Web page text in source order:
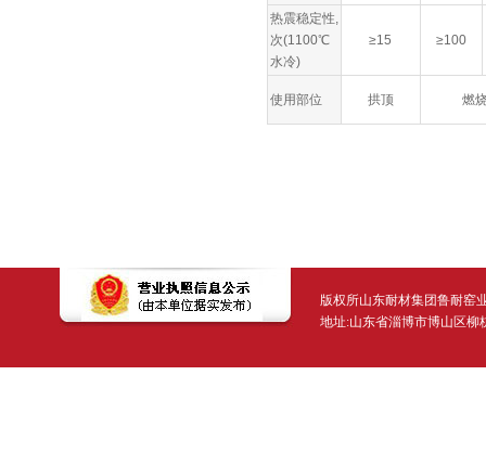
热震稳定性,
次(1100℃
水冷)
≥15 ≥100
使用部位 拱顶 燃
版权所山东耐材集团鲁耐窑业
地址:山东省淄博市博山区柳